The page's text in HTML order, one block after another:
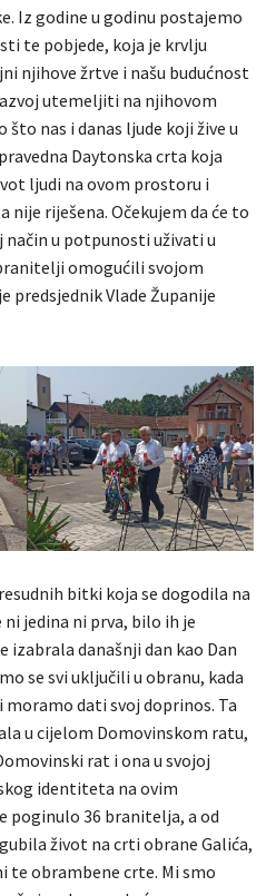
Iz godine u godinu postajemo
te pobjede, koja je krvlju
njihove žrtve i našu budućnost
utemeljiti na njihovom
nas i danas ljude koji žive u
Daytonska crta koja
ljudi na ovom prostoru i
nije riješena. Očekujem da će to
u potpunosti uživati u
omogućili svojom
predsjednik Vlade Županije
bitki koja se dogodila na
jedina ni prva, bilo ih je
izabrala današnji dan kao Dan
se svi uključili u obranu, kada
dati svoj doprinos. Ta
u cijelom Domovinskom ratu,
rat i ona u svojoj
identiteta na ovim
poginulo 36 branitelja, a od
život na crti obrane Galića,
te obrambene crte. Mi smo